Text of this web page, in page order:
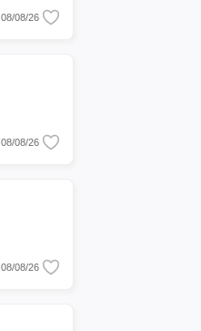
08/08/26
08/08/26
08/08/26